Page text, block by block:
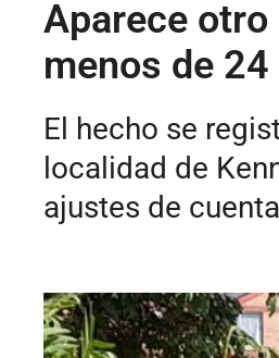
Aparece
menos de 24
El hecho se
localidad de
ajustes de